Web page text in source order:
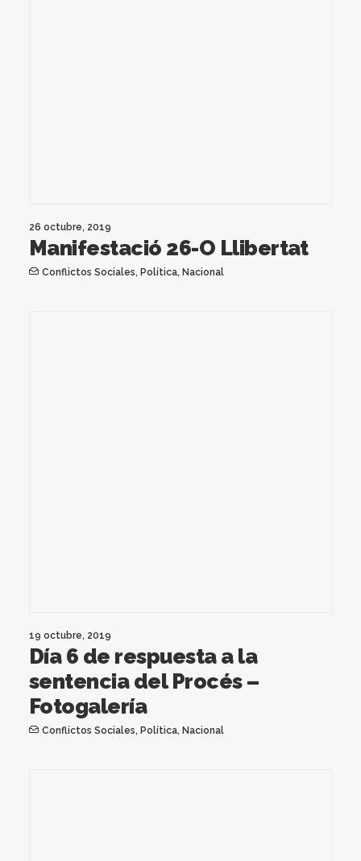
26 octubre, 2019
Manifestació 26-O Llibertat
Conflictos Sociales, Política, Nacional
19 octubre, 2019
Día 6 de respuesta a la
sentencia del Procés –
Fotogalería
Conflictos Sociales, Política, Nacional